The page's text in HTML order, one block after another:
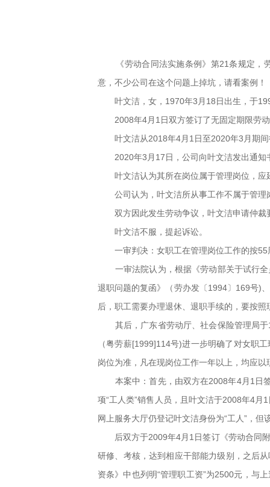
《劳动合同法实施条例》第21条规定
意，不少公司在这个问题上掉坑，请看案例！
叶文洁，女，1970年3月18日出生，于
2008年4月1日双方签订了无固定期限劳
叶文洁从2018年4月1日至2020年3月期
2020年3月17日，公司向叶文洁发出通
叶文洁认为其所在岗位属于管理岗位，应
公司认为，叶文洁所从事工作不属于管
双方因此发生劳动争议，叶文洁申请仲
叶文洁不服，提起诉讼。
一审判决：女职工在管理岗位工作的按
一审法院认为，根据《劳动部关于试行
退职问题的复函》（劳办发〔1994〕169号)
后，职工需要办理退休、退职手续的，要按
其后，广东省劳动厅、社会保险管理局
（粤劳薪[1999]114号)进一步明确了对女职
岗位为准，凡在现岗位工作一年以上，均应
本案中：首先，由双方在2008年4月1日
项“工人类”销售人员，且叶文洁于2008年4
网上服务大厅仍登记叶文洁身份为“工人”，
后双方于2009年4月1日签订《劳动合同
研修、考核，达到相应干部能力级别，之后
资条》中也列明“管理职工资”为2500元，与